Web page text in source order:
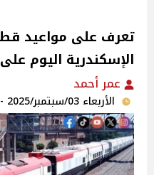
تعرف على مواعيد
الإسكندرية اليوم
عمر أحمد
الأربعاء 03/سبتمبر/2025 - 05:53 ص